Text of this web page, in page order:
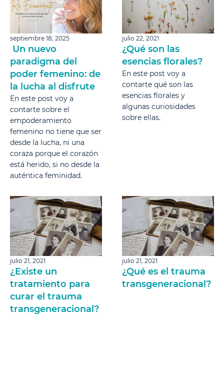
septiembre 18, 2025
Un nuevo
paradigma del
poder femenino: de
la lucha al disfrute
En este post voy a
contarte sobre el
empoderamiento
femenino no tiene que ser
desde la lucha, ni una
coraza porque el corazón
está herido, si no desde la
auténtica feminidad.
julio 22, 2021
¿Qué son las
esencias florales?
En este post voy a
contarte qué son las
esencias florales y
algunas curiosidades
sobre ellas.
julio 21, 2021
¿Existe un
tratamiento para
curar el trauma
transgeneracional?
julio 21, 2021
¿Qué es el trauma
transgeneracional?